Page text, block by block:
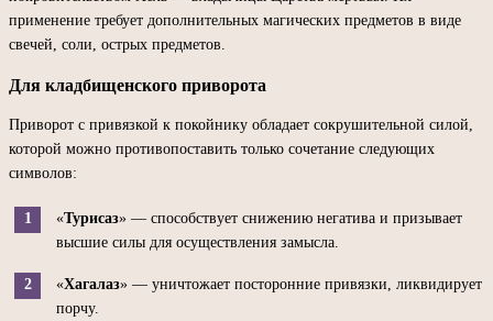
применение требует дополнительных магических предметов в виде
свечей, соли, острых предметов.
Для кладбищенского приворота
Приворот с привязкой к покойнику обладает сокрушительной силой,
которой можно противопоставить только сочетание следующих
символов:
«Турисаз» — способствует снижению негатива и призывает
высшие силы для осуществления замысла.
«Хагалаз» — уничтожает посторонние привязки, ликвидирует
порчу.